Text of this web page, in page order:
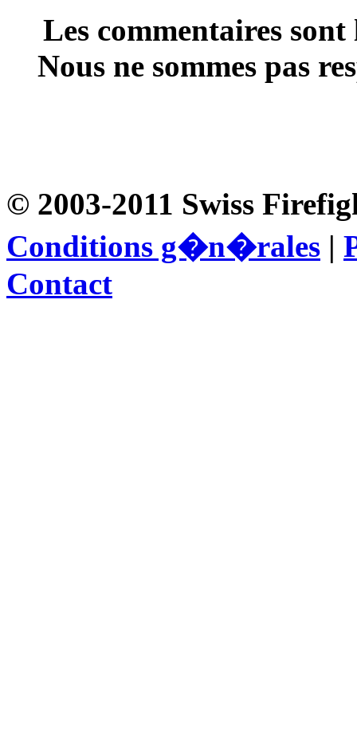
Les commentaires
Nous ne sommes pas
© 2003-2011 Swiss
Conditions g�n�rales |
Contact